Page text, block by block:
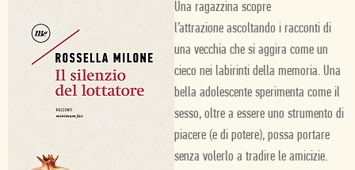
Una ragazzina scopre
l’attrazione ascoltando i racconti di
una vecchia che si aggira come un
cieco nei labirinti della memoria. Una
bella adolescente sperimenta come il
sesso, oltre a essere uno strumento di
piacere (e di potere), possa portare
senza volerlo a tradire le amicizie.